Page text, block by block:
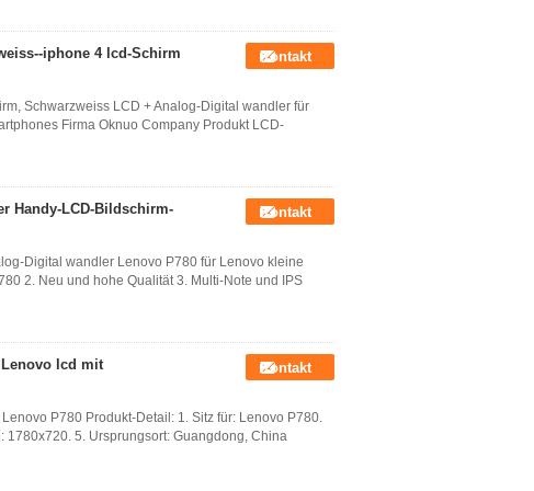
iphone 4 lcd-Schirm
Kontakt
Schwarzweiss LCD + Analog-Digital wandler für
Firma Oknuo Company Produkt LCD-
Handy-LCD-Bildschirm-
Kontakt
Digital wandler Lenovo P780 für Lenovo kleine
2. Neu und hohe Qualität 3. Multi-Note und IPS
lcd mit
Kontakt
P780 Produkt-Detail: 1. Sitz für: Lenovo P780.
1780x720. 5. Ursprungsort: Guangdong, China